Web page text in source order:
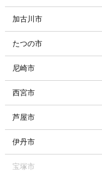
加古川市
たつの市
尼崎市
西宮市
芦屋市
伊丹市
宝塚市